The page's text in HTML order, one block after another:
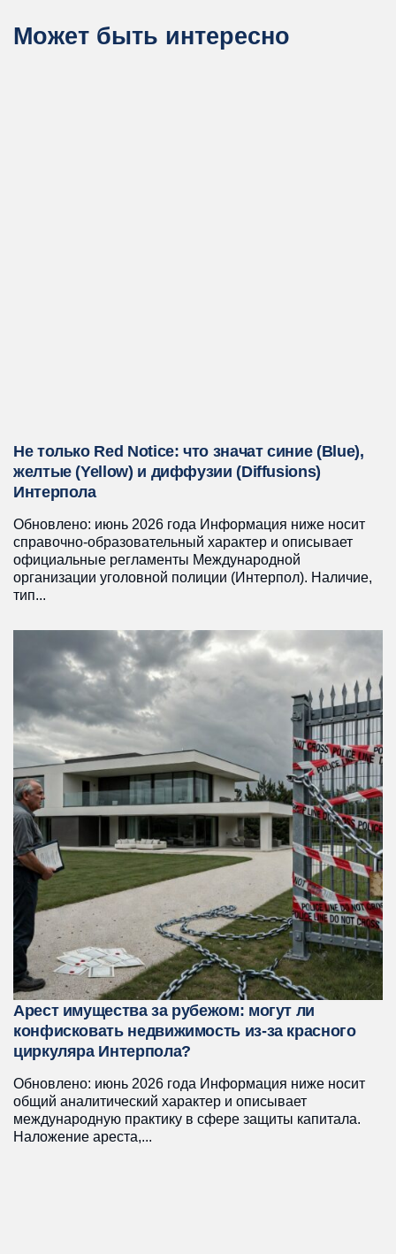
Может быть интересно
Не только Red Notice: что значат синие (Blue),
желтые (Yellow) и диффузии (Diffusions)
Интерпола
Обновлено: июнь 2026 года Информация ниже носит
справочно-образовательный характер и описывает
официальные регламенты Международной
организации уголовной полиции (Интерпол). Наличие,
тип...
Арест имущества за рубежом: могут ли
конфисковать недвижимость из-за красного
циркуляра Интерпола?
Обновлено: июнь 2026 года Информация ниже носит
общий аналитический характер и описывает
международную практику в сфере защиты капитала.
Наложение ареста,...